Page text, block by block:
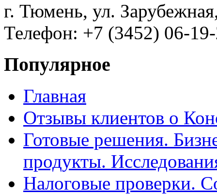
г. Тюмень, ул.
Телефон: +7 (3452) 06-
Популярное
Главная
Отзывы клиентов о
Готовые решения.
продукты.
Налоговые проверки.